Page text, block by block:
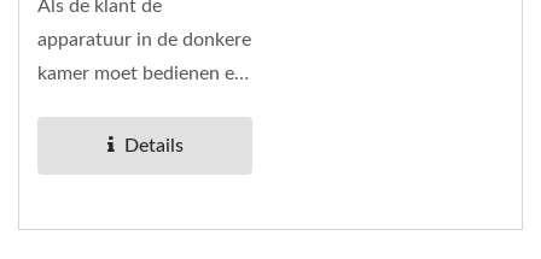
Als de klant de
apparatuur in de donkere
kamer moet bedienen en
Details